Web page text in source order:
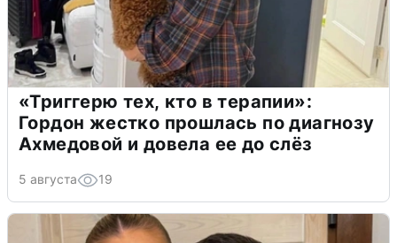
«Триггерю тех, кто в терапии»:
Гордон жестко прошлась по диагнозу
Ахмедовой и довела ее до слёз
5 августа 19